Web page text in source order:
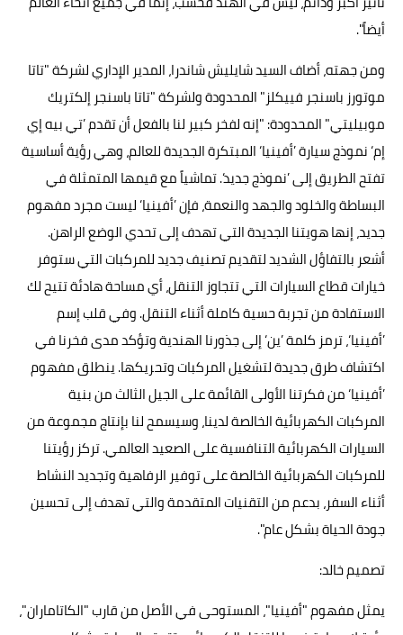
أيضاً".
ومن جهته، أضاف السيد شايليش شاندرا، المدير الإداري لشركة "تاتا
موتورز باسنجر فييكلز" المحدودة ولشركة "تاتا باسنجر إلكتريك
موبيليتي" المحدودة: "إنه لفخر كبير لنا بالفعل أن تقدم ’تي بيه إي
إم‘ نموذج سيارة ’أفينيا‘ المبتكرة الجديدة للعالم، وهي رؤية أساسية
تفتح الطريق إلى ’نموذج جديد‘. تماشياً مع قيمها المتمثلة في
البساطة والخلود والجهد والنعمة، فإن ’أفينيا‘ ليست مجرد مفهوم
جديد، إنها هويتنا الجديدة التي تهدف إلى تحدي الوضع الراهن.
أشعر بالتفاؤل الشديد لتقديم تصنيف جديد للمركبات التي ستوفر
خيارات قطاع السيارات التي تتجاوز التنقل، أي مساحة هادئة تتيح لك
الاستفادة من تجربة حسية كاملة أثناء التنقل. وفي قلب إسم
’أفينيا‘، ترمز كلمة ’ين‘ إلى جذورنا الهندية وتؤكد مدى فخرنا في
اكتشاف طرق جديدة لتشغيل المركبات وتحريكها. ينطلق مفهوم
’أفينيا‘ من فكرتنا الأولى القائمة على الجيل الثالث من بنية
المركبات الكهربائية الخالصة لدينا، وسيسمح لنا بإنتاج مجموعة من
السيارات الكهربائية التنافسية على الصعيد العالمي. تركز رؤيتنا
للمركبات الكهربائية الخالصة على توفير الرفاهية وتجديد النشاط
أثناء السفر، بدعم من التقنيات المتقدمة والتي تهدف إلى تحسين
جودة الحياة بشكل عام".
تصميم خالد:
يمثل مفهوم "أفينيا"، المستوحى في الأصل من قارب "الكاتاماران"،